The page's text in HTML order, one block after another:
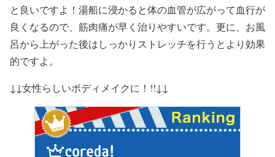
と良いですよ！湯船に浸かると体の血管が広がって血行が
良くなるので、筋肉痛が早く治りやすいです。更に、お風
呂から上がった後はしっかりストレッチを行うとより効果
的ですよ。
↓↓女性らしいボディメイクに！!!↓↓